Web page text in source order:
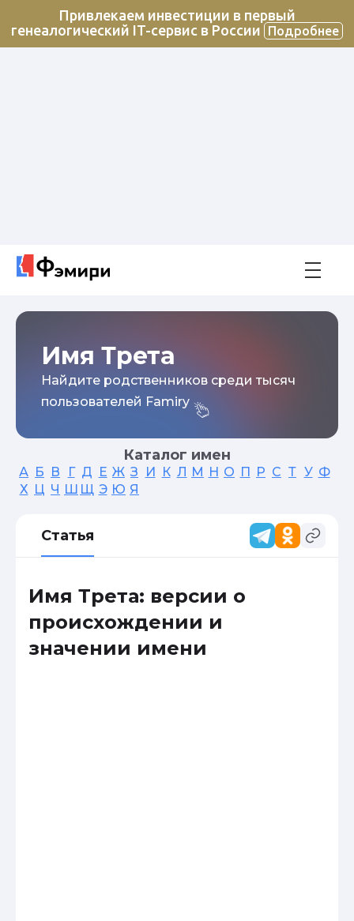
Привлекаем инвестиции в первый
генеалогический IT-сервис в России
Подробнее
Имя Трета
Найдите родственников среди тысяч
пользователей Famiry
Каталог имен
А Б В Г Д Е Ж З И К Л М Н О П Р С Т У Ф
Х Ц Ч Ш Щ Э Ю Я
Статья
Имя Трета: версии о
происхождении и
значении имени